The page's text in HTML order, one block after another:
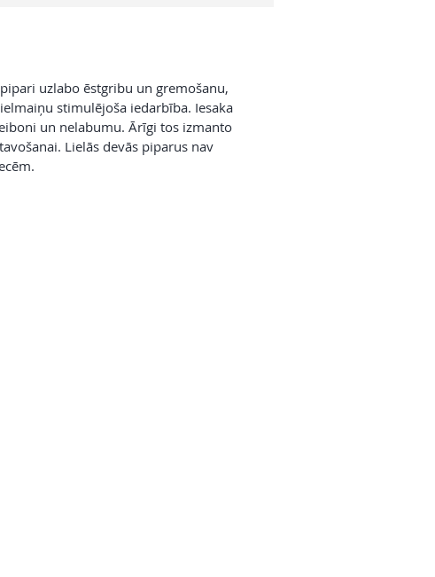
uzlabo ēstgribu un gremošanu,
stimulējoša iedarbība. Iesaka
un nelabumu. Ārīgi tos izmanto
Lielās devās piparus nav